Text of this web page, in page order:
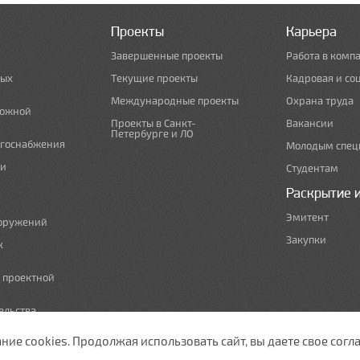
Проекты
Завершенные проекты
Текущие проекты
Международные проекты
Проекты в Санкт-
Петербурге и ЛО
Карьера
Работа в
Кадровая и
Охрана труда
Вакансии
Молодым
Студентам
Раскрытие
Эмитент
Закупки
cookies. Продолжая использовать сайт, вы даете свое